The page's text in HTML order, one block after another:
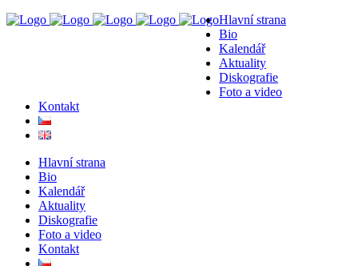
Hlavní strana
Bio
Kalendář
Aktuality
Diskografie
Foto a video
Kontakt
Hlavní strana
Bio
Kalendář
Aktuality
Diskografie
Foto a video
Kontakt